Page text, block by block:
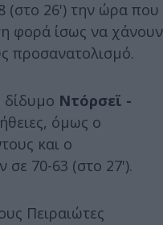
(στο 26') την ώρα που
φορά ίσως να χάνουν
προσανατολισμό.
Ντόρσεϊ -
όμως ο
και ο
σε 70-63 (στο 27').
Πειραιώτες